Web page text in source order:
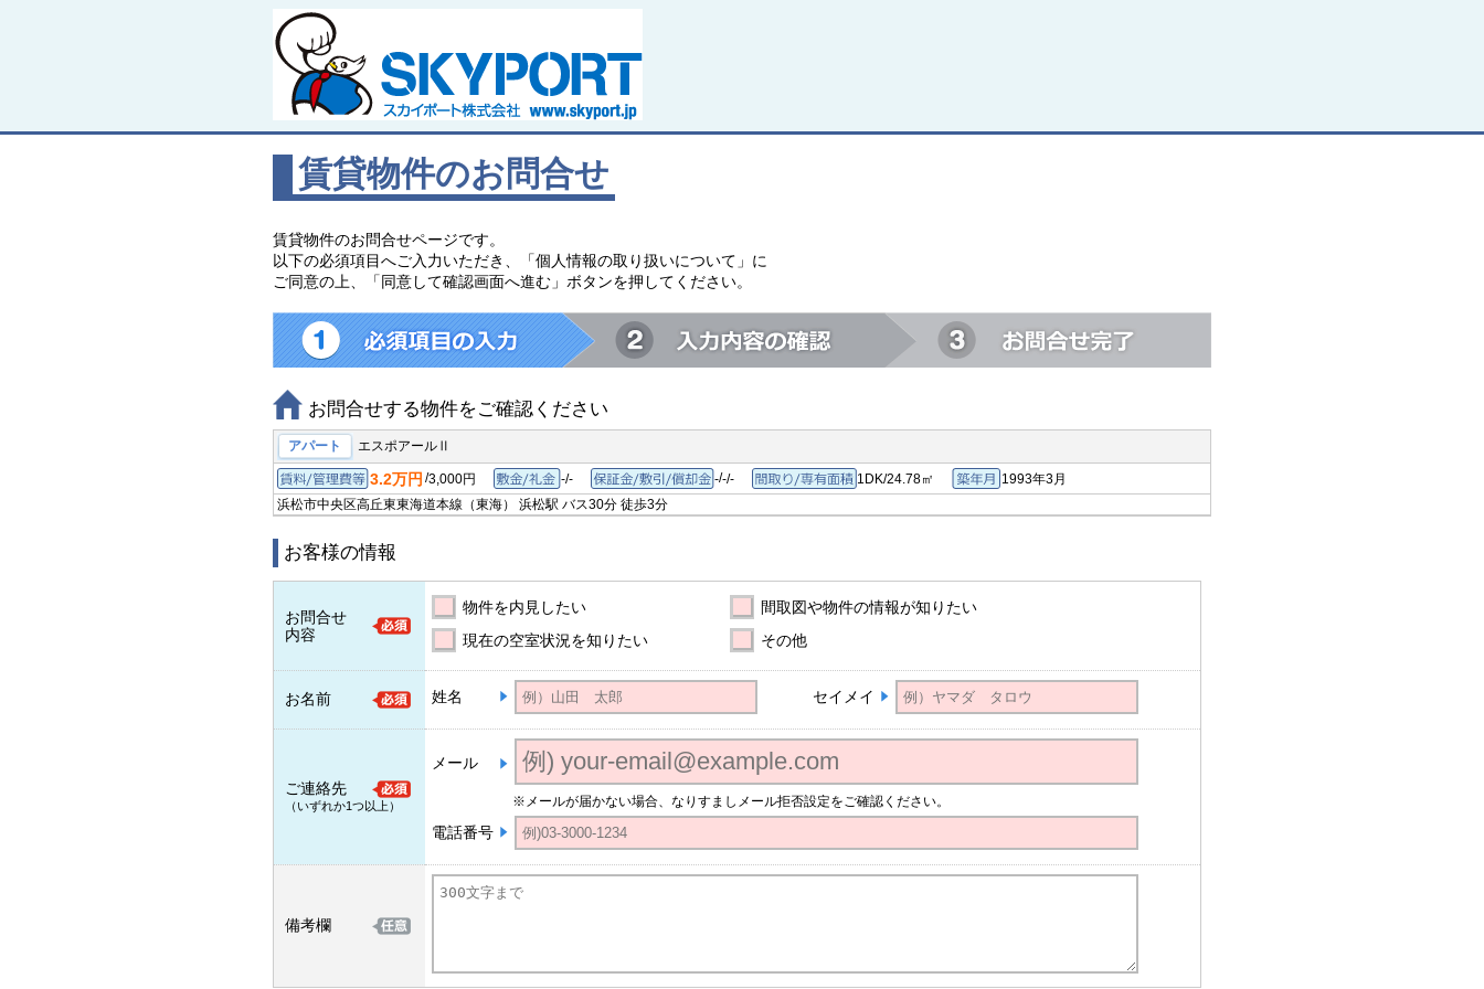
賃貸物件のお問合せ
賃貸物件のお問合せページです。
以下の必須項目へご入力いただき、「個人情報の取り扱いについて」に
ご同意の上、「同意して確認画面へ進む」ボタンを押してください。
お問合せする物件をご確認ください
アパート エスポアールⅡ
賃料/管理費等
3.2万円 /3,000円 敷金/礼金
-/- 保証金/敷引/償却金
-/-/- 間取り/専有面積
1DK/24.78㎡ 築年月
1993年3月
浜松市中央区高丘東東海道本線（東海） 浜松駅 バス30分 徒歩3分
お客様の情報
お問合せ
内容
物件を内見したい
間取図や物件の情報が知りたい
現在の空室状況を知りたい
その他
お名前 姓名 セイメイ
ご連絡先
（いずれか1つ以上）
メール
※メールが届かない場合、なりすましメール拒否設定をご確認ください。
電話番号
備考欄